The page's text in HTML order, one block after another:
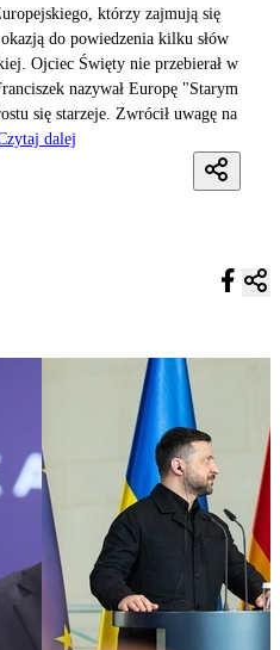
którzy zajmują się
do powiedzenia kilku słów
Ojciec Święty nie przebierał w
nazywał Europę "Starym
się starzeje. Zwrócił uwagę na
dalej